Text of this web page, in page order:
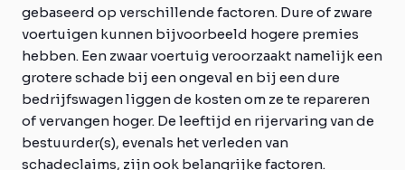
gebaseerd op verschillende factoren. Dure of zware
voertuigen kunnen bijvoorbeeld hogere premies
hebben. Een zwaar voertuig veroorzaakt namelijk een
grotere schade bij een ongeval en bij een dure
bedrijfswagen liggen de kosten om ze te repareren
of vervangen hoger. De leeftijd en rijervaring van de
bestuurder(s), evenals het verleden van
schadeclaims, zijn ook belangrijke factoren.